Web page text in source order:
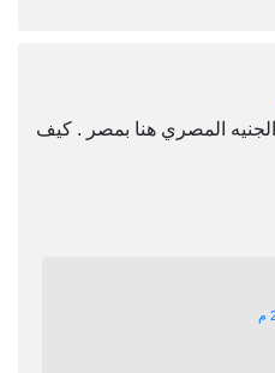
الجنيه المصري هنا بمصر . كيف